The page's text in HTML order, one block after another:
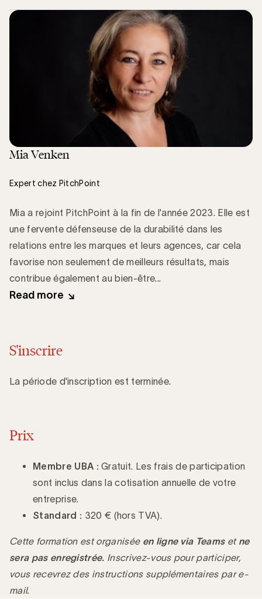
Mia Venken
Expert chez PitchPoint
Mia a rejoint PitchPoint à la fin de l'année 2023. Elle est
une fervente défenseuse de la durabilité dans les
relations entre les marques et leurs agences, car cela
favorise non seulement de meilleurs résultats, mais
contribue également au bien-être...
Read more
S'inscrire
La période d'inscription est terminée.
Prix
Membre UBA : Gratuit. Les frais de participation
sont inclus dans la cotisation annuelle de votre
entreprise.
Standard : 320 € (hors TVA).
Cette formation est organisée en ligne via Teamset ne
sera pas enregistrée. Inscrivez-vous pour participer,
vous recevrez des instructions supplémentaires par e-
mail.